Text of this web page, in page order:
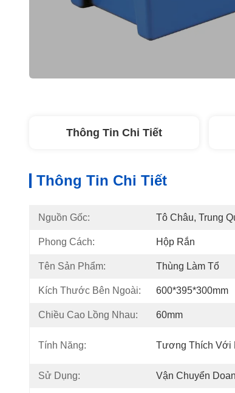
Thông Tin Chi Tiết
Thông Tin Chi Tiết
Nguồn Gốc: Tô Châu, Trung
Phong Cách: Hộp Rắn
Tên Sản Phẩm: Thùng Làm Tổ
Kích Thước Bên Ngoài: 600*395*300mm
Chiều Cao Lồng Nhau: 60mm
Tính Năng: Tương Thích Với
Sử Dụng: Vận Chuyển